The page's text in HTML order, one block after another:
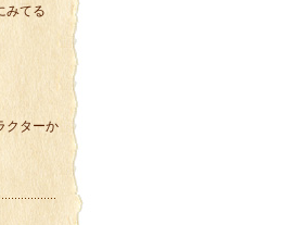
みてる
クターか